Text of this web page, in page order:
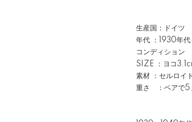
生産国：ドイツ
年代 ：1930年
コンディショ
SIZE ：ヨコ
素材 ：セルロイ
重さ ：ペアで5